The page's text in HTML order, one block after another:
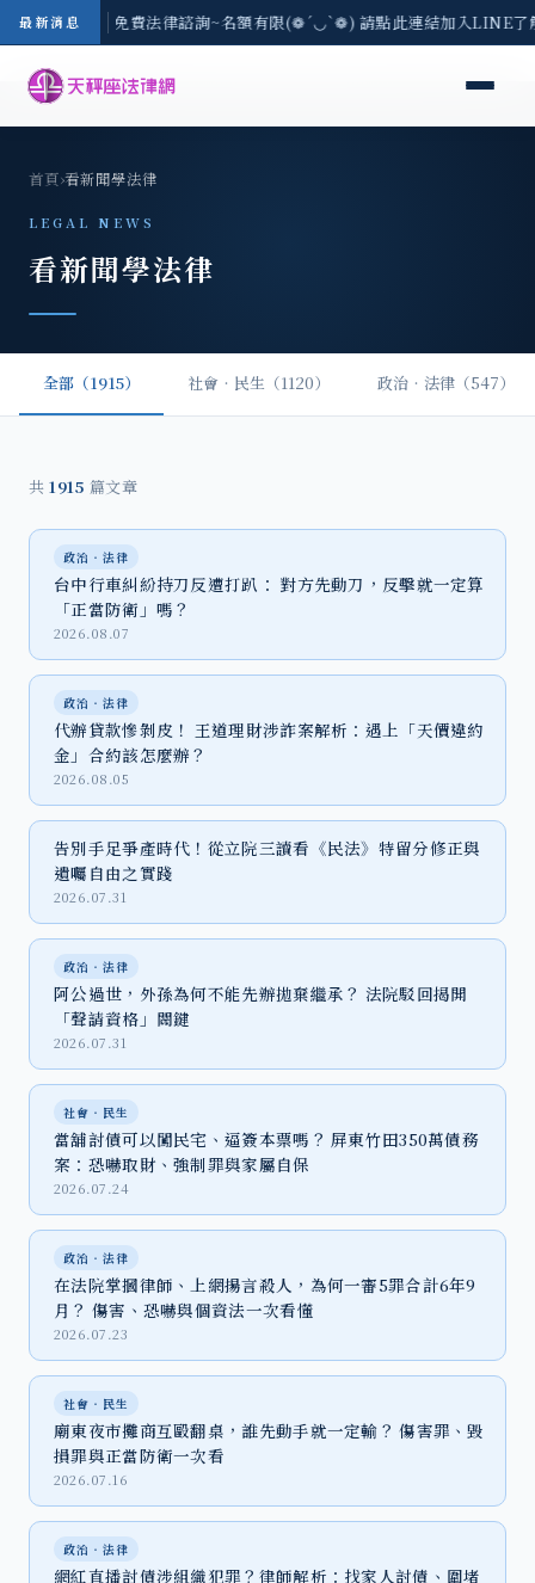
最新消息
-8/3(一) 現場免費法律諮詢~名額有限(❁´◡`❁) 請點此連結加入LINE
首頁›看新聞學法律
LEGAL NEWS
看新聞學法律
全部（1915） 社會‧民生（1120） 政治‧法律（547）
共 1915 篇文章
政治‧法律
台中行車糾紛持刀反遭打趴： 對方先動刀，反擊就一定算
「正當防衛」嗎？
2026.08.07
政治‧法律
代辦貸款慘剝皮！ 王道理財涉詐案解析：遇上「天價違約
金」合約該怎麼辦？
2026.08.05
告別手足爭產時代！從立院三讀看《民法》特留分修正與
遺囑自由之實踐
2026.07.31
政治‧法律
阿公過世，外孫為何不能先辦拋棄繼承？ 法院駁回揭開
「聲請資格」關鍵
2026.07.31
社會‧民生
當舖討債可以闖民宅、逼簽本票嗎？ 屏東竹田350萬債務
案：恐嚇取財、強制罪與家屬自保
2026.07.24
政治‧法律
在法院掌摑律師、上網揚言殺人，為何一審5罪合計6年9
月？ 傷害、恐嚇與個資法一次看懂
2026.07.23
社會‧民生
廟東夜市攤商互毆翻桌，誰先動手就一定輸？ 傷害罪、毀
損罪與正當防衛一次看
2026.07.16
政治‧法律
網紅直播討債涉組織犯罪？律師解析：找家人討債、圍堵